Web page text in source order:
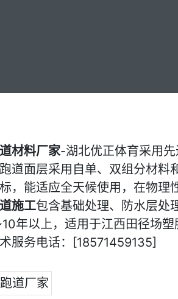
材料厂家-湖北优正体育采用
道面层采用自单、双组分材
，能适应全天候使用，在物理
施工包含基础处理、防水层处
年以上，适用于江西田径场
服务电话：[18571459135]